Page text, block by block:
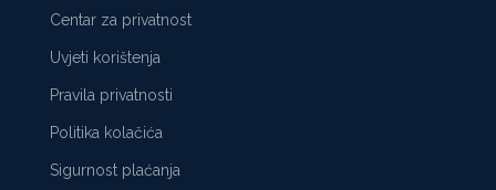
Centar za privatnost
Uvjeti korištenja
Pravila privatnosti
Politika kolačića
Sigurnost plaćanja